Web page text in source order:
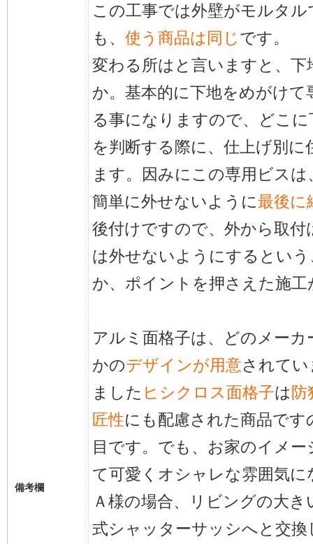
備考欄
この工事では外壁がモルタ
も、 使う商品は同じです。
変わる所はと言いますと、下
か。基本的に下地をめがけて
る事になりますので、どこ
を判断する際に、仕上げ別に
ます。因みにこの専用ビス
簡単に外せないように最後に
後付けですので、外から取付
は外せないようにするとい
か、ポイントを押さえた施
アルミ面格子は、どのメー
かのデザインが用意されて
ました ヒシクロス面格子は防
匠性にも配慮された商品です
目です。でも、お家のイメ
て可愛くオシャレな雰囲気
Ａ様の場合、リビングの大
式シャッターサッシへと交